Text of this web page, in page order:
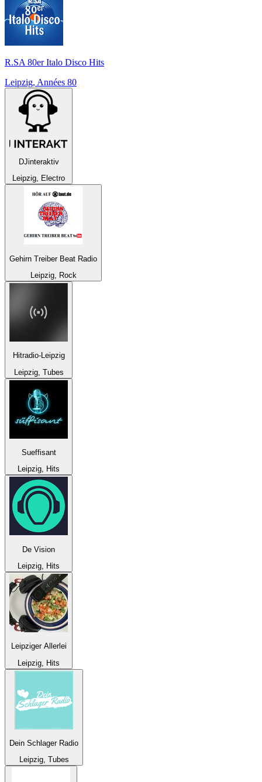
R.SA 80er Italo Disco Hits
Leipzig, Années 80
DJinteraktiv
Leipzig, Electro
Gehirn Treiber Beat Radio
Leipzig, Rock
Hitradio-Leipzig
Leipzig, Tubes
Sueffisant
Leipzig, Hits
De Vision
Leipzig, Hits
Leipziger Allerlei
Leipzig, Hits
Dein Schlager Radio
Leipzig, Tubes